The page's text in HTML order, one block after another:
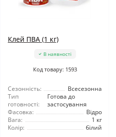
Клей ПВА (1 кг)
В наявності
Код товару: 1593
Сезонність:
Всесезонна
Тип
готовності:
Готова до
застосування
Фасовка:
Відро
Вага:
1 кг
Колір:
білий